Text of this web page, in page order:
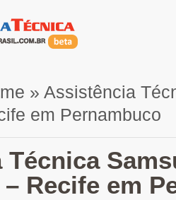
» Assistência
em Pernambuco
Recife em